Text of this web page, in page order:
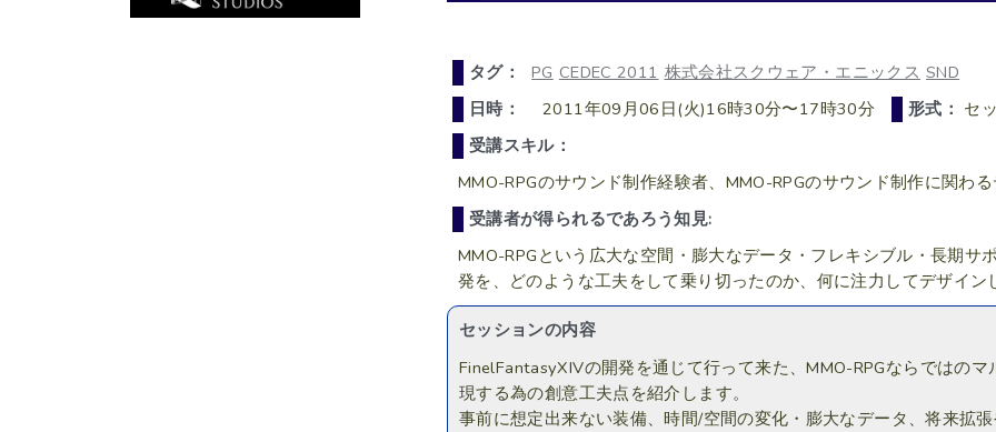
タグ： PG CEDEC 2011 株式会社スクウェア・エニックス SND
日時：
2011年09月06日(火)16時30分〜17時30分 形式： セ
受講スキル：
MMO-RPGのサウンド制作経験者、MMO-RPGのサウンド制作に関わ
受講者が得られるであろう知見:
MMO-RPGという広大な空間・膨大なデータ・フレキシブル・長期サ
発を、どのような工夫をして乗り切ったのか、何に注力してデザイン
セッションの内容
FinelFantasyXIVの開発を通じて行って来た、MMO-RPGならではの
現する為の創意工夫点を紹介します。
事前に想定出来ない装備、時間/空間の変化・膨大なデータ、将来拡